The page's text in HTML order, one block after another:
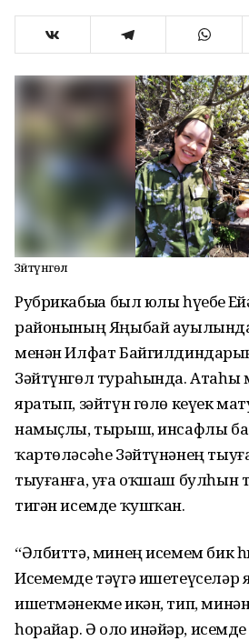
Зәйтүнгөл
Рубрикабыҙҙа был юлы һүҙебеҙ
районының Яңыбай
менән Илфат
Зәйтүнгөл тураһында. Атаһы
яратып, зәйтүн гөлө кеүек
намыҫлы, тырыш, инсафлы
ҡартөләсәһе Зәйтүнәнең
тыуғанға, уға оҡшаш булһын
тигән исемде ҡушҡан.
“Әлбиттә, минең исемем бик
Исемемде тәүгә
ишетмәнекме икән, тип,
һорайҙар. Ә оло инәйҙәр,